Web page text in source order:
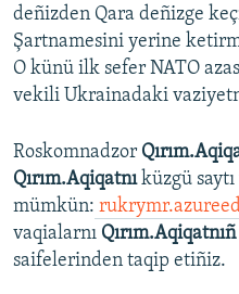
deñizden Qara deñizge
Şartnamesini yerine
O künü ilk sefer NATO
vekili Ukrainadaki
Roskomnadzor
Qırım.Aqiqatnıküzgü saytı
mümkün:
vaqialarnı Qırım.Aqiqatnıñ
saifelerinden taqip etiñiz.